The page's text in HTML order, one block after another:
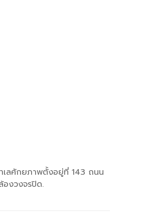
เลศักยภาพตั้งอยู่ที่ 143 ถนน
องวงจรปิด.